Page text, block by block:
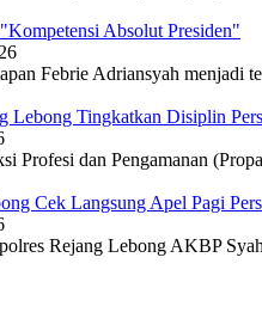
Absolut Presiden"
Febrie Adriansyah menjadi
Lebong Tingkatkan Disiplin
Profesi dan Pengamanan
Cek Langsung Apel Pagi
Rejang Lebong AKBP